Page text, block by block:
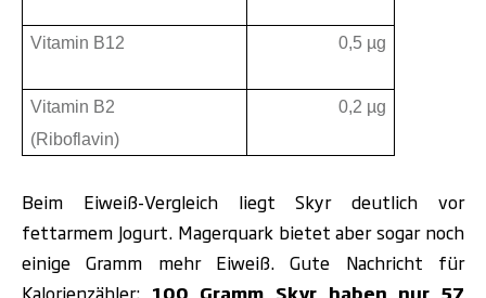
Vitamin B12 0,5 µg
Vitamin B2
(Riboflavin)
0,2 µg
Beim Eiweiß-Vergleich liegt Skyr deutlich vor
fettarmem Jogurt. Magerquark bietet aber sogar noch
einige Gramm mehr Eiweiß. Gute Nachricht für
Kalorienzähler: 100 Gramm Skyr haben nur 57